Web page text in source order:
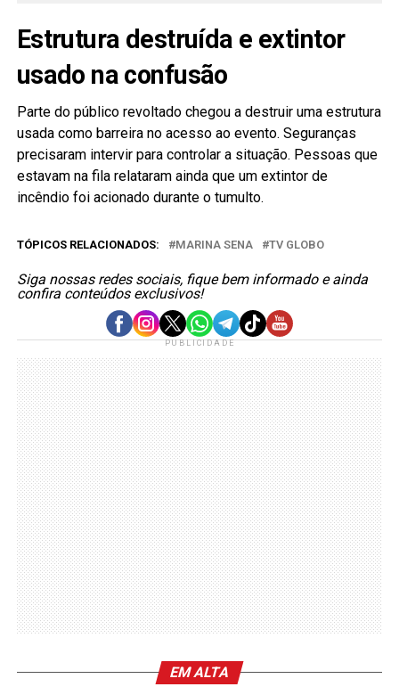
Estrutura destruída e extintor
usado na confusão
Parte do público revoltado chegou a destruir uma estrutura
usada como barreira no acesso ao evento. Seguranças
precisaram intervir para controlar a situação. Pessoas que
estavam na fila relataram ainda que um extintor de
incêndio foi acionado durante o tumulto.
TÓPICOS RELACIONADOS: MARINA SENA TV GLOBO
Siga nossas redes sociais, fique bem informado e ainda
confira conteúdos exclusivos!
PUBLICIDADE
EM ALTA